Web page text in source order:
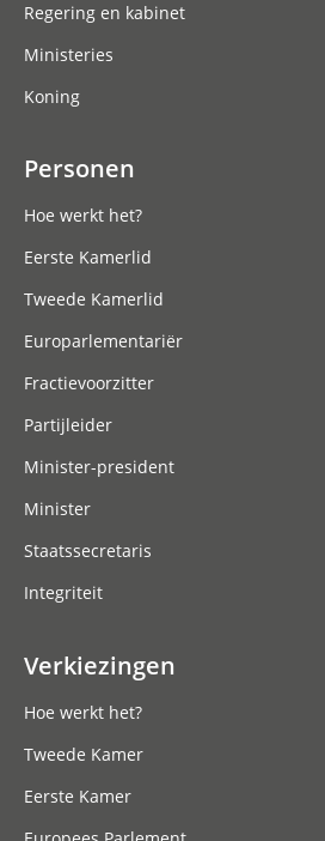
Regering en kabinet
Ministeries
Koning
Personen
Hoe werkt het?
Eerste Kamerlid
Tweede Kamerlid
Europarlementariër
Fractievoorzitter
Partijleider
Minister-president
Minister
Staatssecretaris
Integriteit
Verkiezingen
Hoe werkt het?
Tweede Kamer
Eerste Kamer